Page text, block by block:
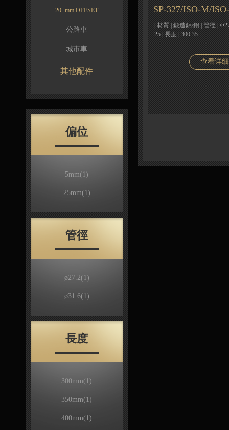
20+mm OFFSET
公路車
城市車
其他配件
偏位
5mm(1)
25mm(1)
管徑
ø27.2(1)
ø31.6(1)
長度
300mm(1)
350mm(1)
400mm(1)
SP-327/ISO-M/
| 材質 | 鍛造鋁/鋁 | 管徑 |
25 | 長度 | 300 35…
查看详细